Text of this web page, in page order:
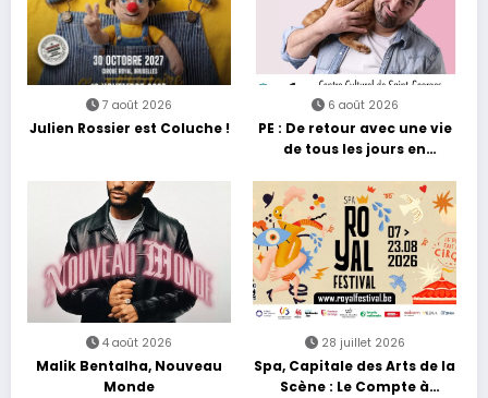
7 août 2026
Julien Rossier est Coluche !
6 août 2026
PE : De retour avec une vie
de tous les jours en
4 août 2026
Malik Bentalha, Nouveau
Monde
28 juillet 2026
Spa, Capitale des Arts de la
Scène : Le Compte à